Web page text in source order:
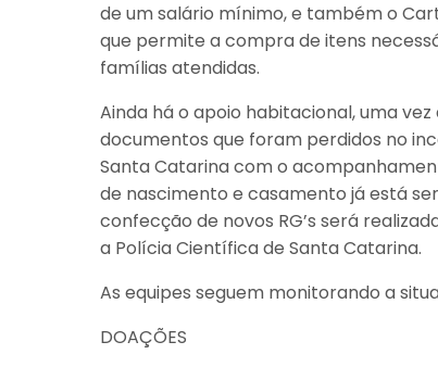
de um salário mínimo, e também o
que permite a compra de itens
famílias atendidas.
Ainda há o apoio habitacional, uma
documentos que foram perdidos no
Santa Catarina com o
de nascimento e casamento já está
confecção de novos RG’s será
a Polícia Científica de Santa Catarina.
As equipes seguem monitorando a
DOAÇÕES